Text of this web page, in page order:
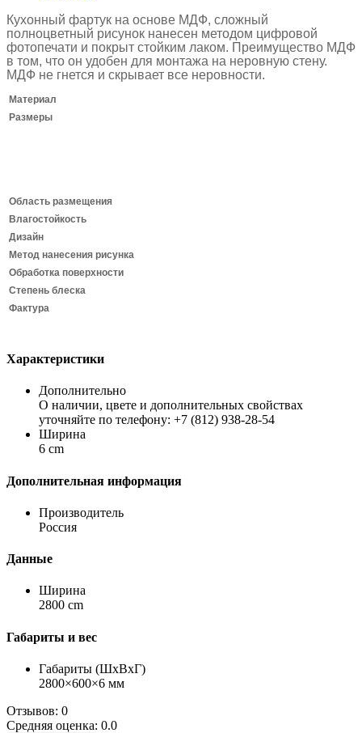
Кухонный фартук на основе МДФ, сложный
полноцветный рисунок нанесен методом цифровой
фотопечати и покрыт стойким лаком. Преимущество МДФ
в том, что он удобен для монтажа на неровную стену.
МДФ не гнется и скрывает все неровности.
Материал
Размеры
Область размещения
Влагостойкость
Дизайн
Метод нанесения рисунка
Обработка поверхности
Степень блеска
Фактура
Характеристики
Дополнительно
О наличии, цвете и дополнительных свойствах
уточняйте по телефону: +7 (812) 938-28-54
Ширина
6 cm
Дополнительная информация
Производитель
Россия
Данные
Ширина
2800 cm
Габариты и вес
Габариты (ШхВхГ)
2800×600×6 мм
Отзывов: 0
Средняя оценка: 0.0